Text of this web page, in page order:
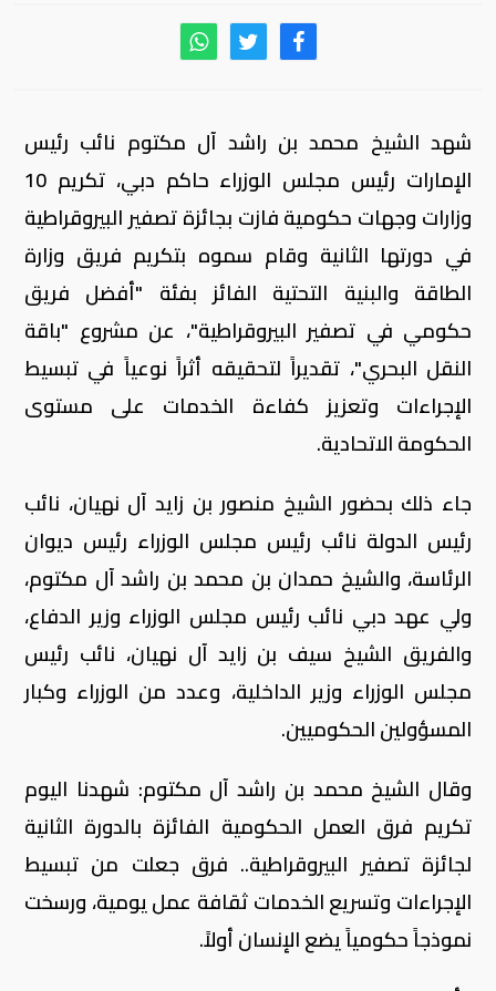
شهد الشيخ محمد بن راشد آل مكتوم نائب رئيس
الإمارات رئيس مجلس الوزراء حاكم دبي، تكريم 10
وزارات وجهات حكومية فازت بجائزة تصفير البيروقراطية
في دورتها الثانية وقام سموه بتكريم فريق وزارة
الطاقة والبنية التحتية الفائز بفئة "أفضل فريق
حكومي في تصفير البيروقراطية"، عن مشروع "باقة
النقل البحري"، تقديراً لتحقيقه أثراً نوعياً في تبسيط
الإجراءات وتعزيز كفاءة الخدمات على مستوى
الحكومة الاتحادية.
جاء ذلك بحضور الشيخ منصور بن زايد آل نهيان، نائب
رئيس الدولة نائب رئيس مجلس الوزراء رئيس ديوان
الرئاسة، والشيخ حمدان بن محمد بن راشد آل مكتوم،
ولي عهد دبي نائب رئيس مجلس الوزراء وزير الدفاع،
والفريق الشيخ سيف بن زايد آل نهيان، نائب رئيس
مجلس الوزراء وزير الداخلية، وعدد من الوزراء وكبار
المسؤولين الحكوميين.
وقال الشيخ محمد بن راشد آل مكتوم: شهدنا اليوم
تكريم فرق العمل الحكومية الفائزة بالدورة الثانية
لجائزة تصفير البيروقراطية.. فرق جعلت من تبسيط
الإجراءات وتسريع الخدمات ثقافة عمل يومية، ورسخت
نموذجاً حكومياً يضع الإنسان أولاً.